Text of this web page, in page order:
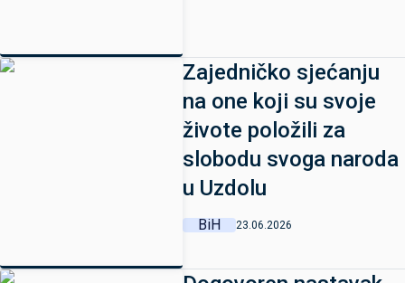
Zajedničko sjećanju
na one koji su svoje
živote položili za
slobodu svoga naroda
u Uzdolu
BiH 23.06.2026